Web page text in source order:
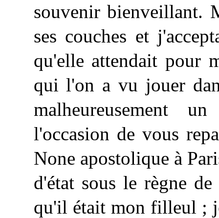
souvenir bienveillant.
ses couches et
qu'elle attendait pour
qui l'on a vu jouer
malheureusement
l'occasion de vous
None apostolique à
d'état sous le règne
qu'il était mon filleul ;